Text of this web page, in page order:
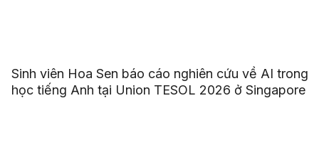
Sinh viên Hoa Sen báo cáo nghiên cứu về AI trong
học tiếng Anh tại Union TESOL 2026 ở Singapore